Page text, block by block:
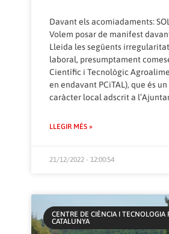
Davant els acomiadaments:
Volem posar de manifest
Lleida les següents
laboral, presumptament
Científic i Tecnològic
en endavant PCiTAL), que és
caràcter local adscrit a
LLEGIR MÉS »
21/12/2022 - 12:00:54
CENTRE DE CIÈNCIA I TECNOLOGIA
CATALUNYA